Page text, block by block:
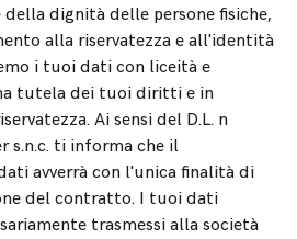
dignità delle persone fisiche,
alla riservatezza e all'identità
i tuoi dati con liceità e
tutela dei tuoi diritti e in
Ai sensi del D.L. n
s.n.c. ti informa che il
avverrà con l'unica finalità di
del contratto. I tuoi dati
trasmessi alla società